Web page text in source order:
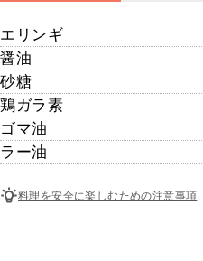
エリンギ
醤油
砂糖
鶏ガラ素
ゴマ油
ラー油
料理を安全に楽しむための注意事項